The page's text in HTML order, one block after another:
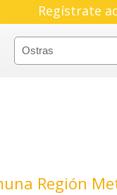
Regístrate
Región